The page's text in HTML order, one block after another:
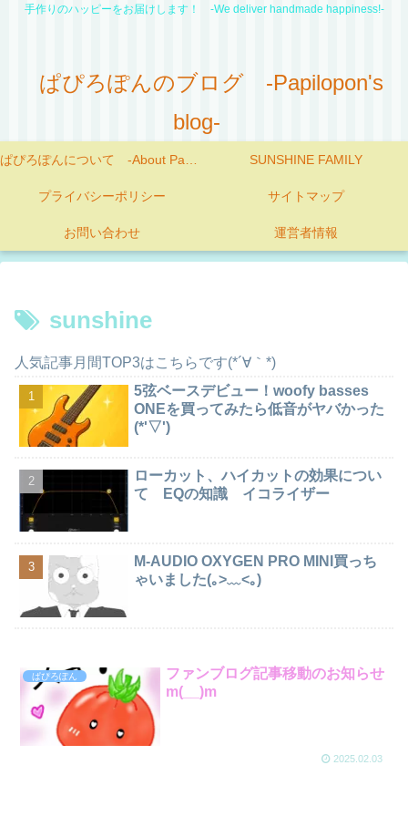
手作りのハッピーをお届けします！ -We deliver handmade happiness!-
ぱぴろぽんのブログ -Papilopon's
blog-
SUNSHINE FAMILY
プライバシーポリシー サイトマップ
お問い合わせ 運営者情報
sunshine
人気記事月間TOP3はこちらです(*´∀｀*)
5弦ベースデビュー！woofy basses
ONEを買ってみたら低音がヤバかった
(*'▽')
ローカット、ハイカットの効果につい
て EQの知識 イコライザー
M-AUDIO OXYGEN PRO MINI買っち
ゃいました(｡>﹏<｡)
ぱぴろぽん
ファンブログ記事移動のお知らせ
m(__)m
2025.02.03